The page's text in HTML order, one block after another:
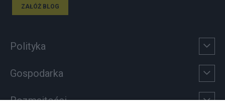
ZAŁÓŻ BLOG
Polityka
Gospodarka
Rozmaitości